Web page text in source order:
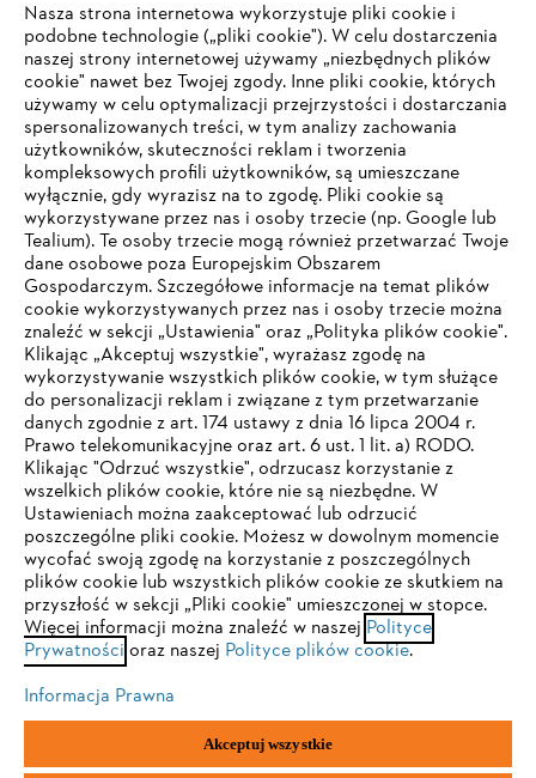
#STIHL
Firma
STIHL FAQ
Serwis
Polityka prywatności Wskazówki prawne Cookies
Informacje prawne
"ANDREAS STIHL" SP. Z O.O. z siedzibą w Sadach, 62-080 Tarnowo
TWOJA PRZEGLĄDARKA NIE JEST
OBSŁUGIWANA
Korzystasz z przeglądarki, której jeszcze nie obsługujemy. W
celu optymalnego korzystania z naszej strony zalecamy
przejście do jednej z następujących przeglądarek:
Firefox Chrome
Nasza strona internetowa wykorzystuje pliki cookie i
podobne technologie („pliki cookie"). W celu dostarczenia
naszej strony internetowej używamy „niezbędnych plików
cookie" nawet bez Twojej zgody. Inne pliki cookie, których
używamy w celu optymalizacji przejrzystości i dostarczania
spersonalizowanych treści, w tym analizy zachowania
użytkowników, skuteczności reklam i tworzenia
kompleksowych profili użytkowników, są umieszczane
wyłącznie, gdy wyrazisz na to zgodę. Pliki cookie są
wykorzystywane przez nas i osoby trzecie (np. Google lub
Tealium). Te osoby trzecie mogą również przetwarzać Twoje
dane osobowe poza Europejskim Obszarem
Gospodarczym. Szczegółowe informacje na temat plików
cookie wykorzystywanych przez nas i osoby trzecie można
znaleźć w sekcji „Ustawienia" oraz „Polityka plików cookie".
Klikając „Akceptuj wszystkie", wyrażasz zgodę na
wykorzystywanie wszystkich plików cookie, w tym służące
do personalizacji reklam i związane z tym przetwarzanie
danych zgodnie z art. 174 ustawy z dnia 16 lipca 2004 r.
Prawo telekomunikacyjne oraz art. 6 ust. 1 lit. a) RODO.
Klikając "Odrzuć wszystkie", odrzucasz korzystanie z
wszelkich plików cookie, które nie są niezbędne. W
Ustawieniach można zaakceptować lub odrzucić
poszczególne pliki cookie. Możesz w dowolnym momencie
wycofać swoją zgodę na korzystanie z poszczególnych
plików cookie lub wszystkich plików cookie ze skutkiem na
przyszłość w sekcji „Pliki cookie" umieszczonej w stopce.
Więcej informacji można znaleźć w naszej Polityce
Prywatności oraz naszej Polityce plików cookie.
Informacja Prawna
Akceptuj wszystkie